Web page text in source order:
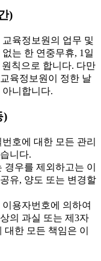
)
육정보원의 업무 및
는 한 연중무휴, 1일
원칙으로 합니다. 다만
육정보원이 정한 날
니합니다.
)
호에 대한 모든 관리
니다.
우를 제외하고는 이
유, 양도 또는 변경할
용자번호에 의하여
의 과실 또는 제3자
한 모든 책임은 이